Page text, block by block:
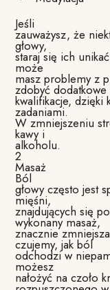
Jeśli
zauważysz, że
głowy,
staraj się ich
może
masz problemy z
zdobyć dodatkowe
kwalifikacje, dzięki
zadaniami.
W zmniejszeniu
kawy i
alkoholu.
2
Masaż
Ból
głowy często jest
mięśni,
znajdujących się
wykonany masaż,
znacznie
czujemy, jak ból
odchodzi w
możesz
nałożyć na czoło